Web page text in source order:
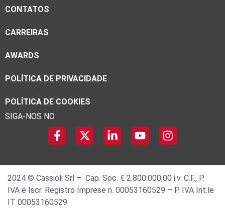
CONTATOS
CARREIRAS
AWARDS
POLÍTICA DE PRIVACIDADE
POLÍTICA DE COOKIES
SIGA-NOS NO
2024 © Cassioli Srl – Cap. Soc. € 2.800.000,00 i.v. C.F., P.
IVA e Iscr. Registro Imprese n. 00053160529 – P. IVA Int.le
IT 00053160529